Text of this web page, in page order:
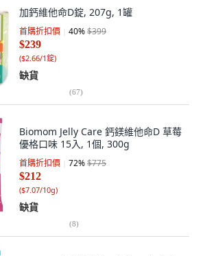
加鈣維他命D錠, 207g, 1罐
首購折扣價 40%$399
$239
($2.66/1錠)
缺貨
(67)
Biomom Jelly Care 鈣鎂維他命D 草莓
優格口味 15入, 1個, 300g
首購折扣價 72%$775
$212
($7.07/10g)
缺貨
(8)